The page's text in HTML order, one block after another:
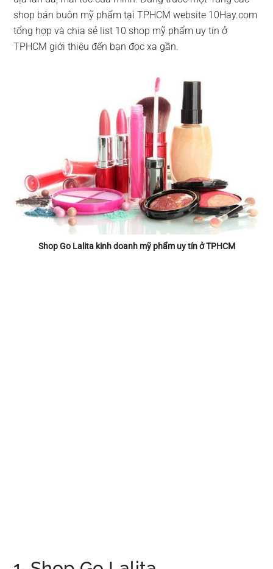
shop bán buôn mỹ phẩm tại TPHCM website 10Hay.com
tổng hợp và chia sẻ list 10 shop mỹ phẩm uy tín ở
TPHCM giới thiệu đến bạn đọc xa gần.
Shop Go Lalita kinh doanh mỹ phẩm uy tín ở TPHCM